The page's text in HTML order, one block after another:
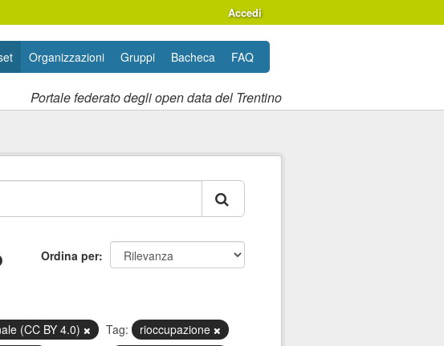
Accedi
Portale federato degli open data del Trentino
Organizzazioni Gruppi Bacheca FAQ
Ordina per
(CC BY 4.0)
Tag:
rioccupazione